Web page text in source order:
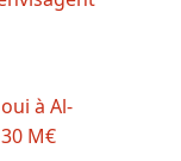
à Al-
M€